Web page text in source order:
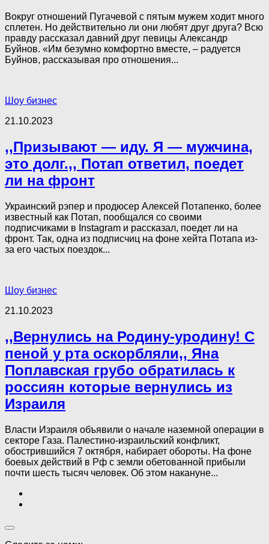
Вокруг отношений Пугачевой с пятым мужем ходит много
сплетен. Но действительно ли они любят друг друга? Всю
правду рассказал давний друг певицы Александр
Буйнов. «Им безумно комфортно вместе, – радуется
Буйнов, рассказывая про отношения...
Шоу бизнес
21.10.2023
,,Призывают — иду. Я — мужчина,
это долг.,, Потап ответил, поедет
ли на фронт
Украинский рэпер и продюсер Алексей Потапенко, более
известный как Потап, пообщался со своими
подписчиками в Instagram и рассказал, поедет ли на
фронт. Так, одна из подписчиц на фоне хейта Потапа из-
за его частых поездок...
Шоу бизнес
21.10.2023
,,Вернулись на Родину-уродину! С
пеной у рта оскорбляли,, Яна
Поплавская грубо обратилась к
россиян которые вернулись из
Израиля
Власти Израиля объявили о начале наземной операции в
секторе Газа. Палестино-израильский конфликт,
обострившийся 7 октября, набирает обороты. На фоне
боевых действий в Рф с земли обетованной прибыли
почти шесть тысяч человек. Об этом накануне...